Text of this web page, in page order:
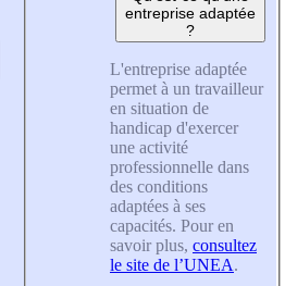
entreprise adaptée
?
L'entreprise adaptée
permet à un travailleur
en situation de
handicap d'exercer
une activité
professionnelle dans
des conditions
adaptées à ses
capacités. Pour en
savoir plus, consultez
le site de l’UNEA.